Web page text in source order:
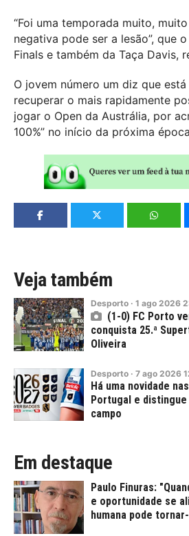
“Foi uma temporada muito,
negativa pode ser a lesão”, que
Finals e também da Taça Davis,
O jovem número um diz que
recuperar o mais rapidamente
jogar o Open da Austrália, por
100%” no início da próxima
Veja também
Desporto · 1 ago 2026
(1-0) FC Porto
conquista 25.ª
Oliveira
Desporto · 7 ago 2026
Há uma novidade
Portugal e
campo
Em destaque
Paulo Finuras:
e oportunidade se
humana pode